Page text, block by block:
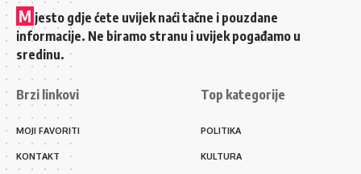
M jesto gdje ćete uvijek naći tačne i pouzdane
informacije. Ne biramo stranu i uvijek pogađamo u
sredinu.
Brzi linkovi
MOJI FAVORITI
KONTAKT
Top kategorije
POLITIKA
KULTURA